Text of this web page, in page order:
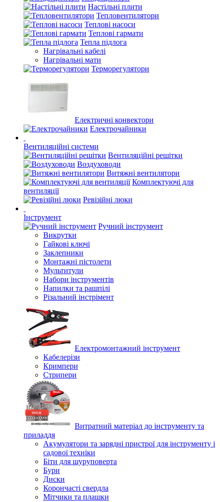
Настільні плити
Тепловентилятори
Теплові насоси
Теплові гармати
Тепла підлога
Нагрівальні кабелі
Нагрівальні мати
Терморегулятори
Електричні конвектори
Електрочайники
Вентиляційні системи
Вентиляційні решітки
Воздуховоди
Витяжні вентилятори
Комплектуючі для
вентиляції
Ревізійні люки
Інструмент
Ручний інструмент
Викрутки
Гайкові ключі
Заклепники
Монтажні пістолети
Мультитули
Набори інструментів
Напилки та рашпілі
Різальний інстрімент
Електромонтажний інструмент
Кабелерізи
Кримпери
Стрипери
Витратний матеріал до інструменту та
приладдя
Акумулятори та зарядні пристрої для інструменту і
садової техніки
Біти для шуруповерта
Бури
Диски
Корончасті свердла
Мітчики та плашки